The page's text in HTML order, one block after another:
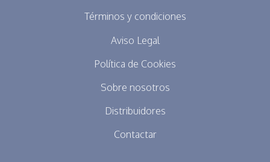
Términos y condiciones
Aviso Legal
Política de Cookies
Sobre nosotros
Distribuidores
Contactar